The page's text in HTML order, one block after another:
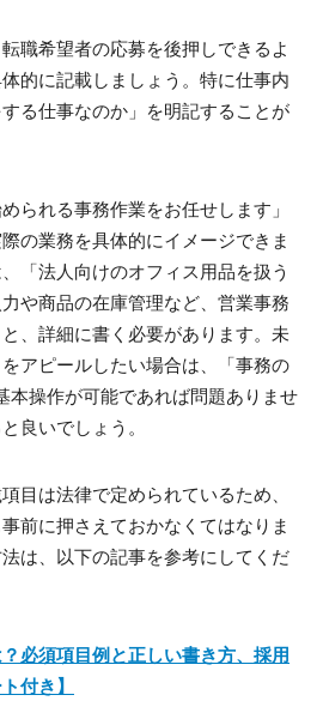
職希望者の応募を後押しできるよ
的に記載しましょう。特に仕事内
る仕事なのか」を明記することが
られる事務作業をお任せします」
の業務を具体的にイメージできま
「法人向けのオフィス用品を扱う
や商品の在庫管理など、営業事務
、詳細に書く必要があります。未
アピールしたい場合は、「事務の
本操作が可能であれば問題ありませ
良いでしょう。
目は法律で定められているため、
前に押さえておかなくてはなりま
は、以下の記事を参考にしてくだ
必須項目例と正しい書き方、採用
付き】